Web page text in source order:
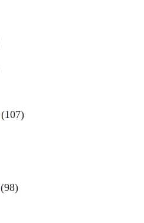
(107)
(98)